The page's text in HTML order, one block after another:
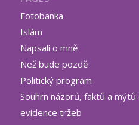
Fotobanka
Islám
Napsali o mně
Než bude pozdě
Politický program
Souhrn názorů, faktů a
evidence tržeb